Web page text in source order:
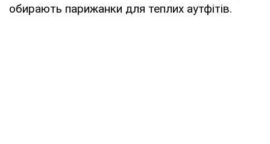
обирають парижанки для теплих аутфітів.